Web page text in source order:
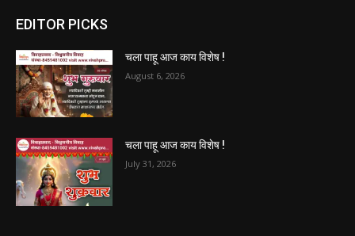
EDITOR PICKS
चला पाहू आज काय विशेष !
August 6, 2026
चला पाहू आज काय विशेष !
July 31, 2026